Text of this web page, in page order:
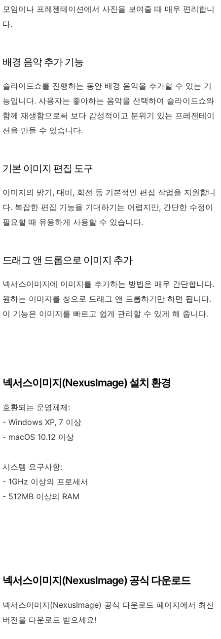
모임이나 프레젠테이션에서 사진을 보여줄 때 매우 편리합니
다.
배경 음악 추가 기능
슬라이드쇼를 진행하는 동안 배경 음악을 추가할 수 있는 기
능입니다. 사용자는 좋아하는 음악을 선택하여 슬라이드쇼와
함께 재생함으로써 보다 감성적이고 분위기 있는 프레젠테이
션을 만들 수 있습니다.
기본 이미지 편집 도구
이미지의 밝기, 대비, 회전 등 기본적인 편집 작업을 지원합니
다. 복잡한 편집 기능을 기대하기는 어렵지만, 간단한 수정이
필요할 때 유용하게 사용할 수 있습니다.
드래그 앤 드롭으로 이미지 추가
넥서스이미지에 이미지를 추가하는 방법은 매우 간단합니다.
원하는 이미지를 창으로 드래그 앤 드롭하기만 하면 됩니다.
이 기능은 이미지를 빠르고 쉽게 관리할 수 있게 해 줍니다.
넥서스이미지(NexusImage) 설치 환경
호환되는 운영체제:
- Windows XP, 7 이상
- macOS 10.12 이상
시스템 요구사항:
- 1GHz 이상의 프로세서
- 512MB 이상의 RAM
넥서스이미지(NexusImage) 공식 다운로드
넥서스이미지(NexusImage) 공식 다운로드 페이지에서 최신
버전을 다운로드 받으세요!